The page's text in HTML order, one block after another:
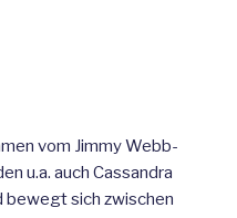
vom Jimmy Webb-
u.a. auch Cassandra
bewegt sich zwischen